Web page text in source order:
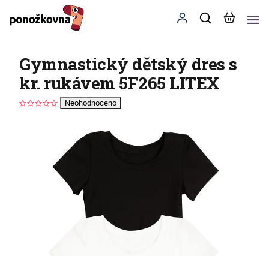
Gymnastický dětský dres s
kr. rukávem 5F265 LITEX
Neohodnoceno